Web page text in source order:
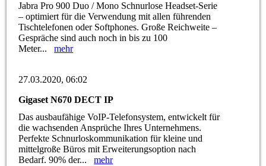
Jabra Pro 900 Duo / Mono Schnurlose Headset-Serie
– optimiert für die Verwendung mit allen führenden
Tischtelefonen oder Softphones. Große Reichweite –
Gespräche sind auch noch in bis zu 100
Meter...mehr
27.03.2020, 06:02
Gigaset N670 DECT IP
Das ausbaufähige VoIP-Telefonsystem, entwickelt für
die wachsenden Ansprüche Ihres Unternehmens.
Perfekte Schnurloskommunikation für kleine und
mittelgroße Büros mit Erweiterungsoption nach
Bedarf. 90% der...mehr